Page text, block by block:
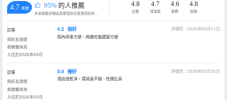
4.7 /5分 95% 的人推薦
永安旅遊評價由真實酒店住客提供的評價。
4.8
位置
4.7
清潔度
4.6
服務
4.8
設施
訪客
與好友旅遊
商務雙床房
入住於2026年05月
4.2 很好
評價於：2026年05月11日
院內停車方便，周邊吃飯還算方便
訪客
與好友旅遊
商務雙床房
入住於2026年03月
5.0 極好
評價於：2026年03月30日
酒店很乾凈，環境真不錯，性價比高